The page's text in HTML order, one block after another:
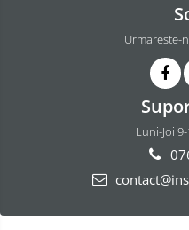
Urmareste-
Luni-Joi